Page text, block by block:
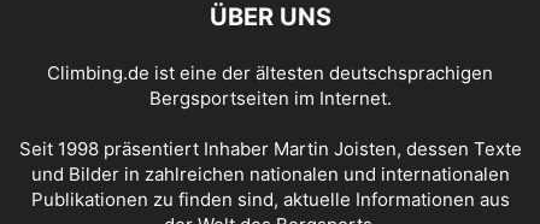
ÜBER UNS
Climbing.de ist eine der ältesten deutschsprachigen
Bergsportseiten im Internet.
Seit 1998 präsentiert Inhaber Martin Joisten, dessen Texte
und Bilder in zahlreichen nationalen und internationalen
Publikationen zu finden sind, aktuelle Informationen aus